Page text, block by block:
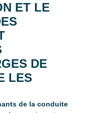
ET LE
DE
LES
de la conduite